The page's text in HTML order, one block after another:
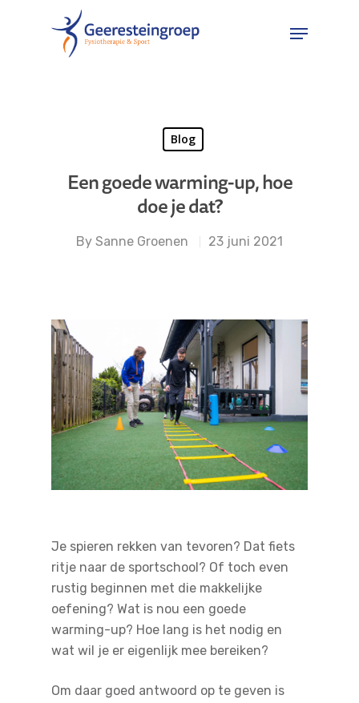
Blog
Een goede warming-up, hoe
doe je dat?
By Sanne Groenen 23 juni 2021
Je spieren rekken van tevoren? Dat fiets
ritje naar de sportschool? Of toch even
rustig beginnen met die makkelijke
oefening? Wat is nou een goede
warming-up? Hoe lang is het nodig en
wat wil je er eigenlijk mee bereiken?
Om daar goed antwoord op te geven is